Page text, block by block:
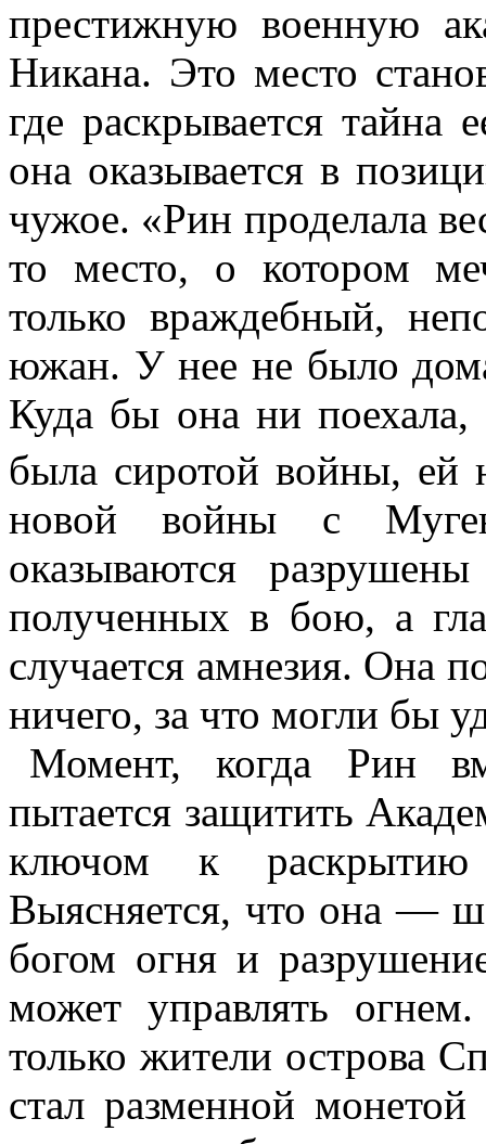
престижную военную
Никана. Это место
где раскрывается
она оказывается в
чужое. «Рин проделала
то место, о котором
только враждебный,
южан. У нее не было
Куда бы она ни поехала,
была сиротой войны, ей
новой войны с
оказываются
полученных в бою, а
случается амнезия. Она
ничего, за что могли бы
Момент, когда Рин
пытается защитить
ключом к раскрытию
Выясняется, что она —
богом огня и
может управлять
только жители острова
стал разменной